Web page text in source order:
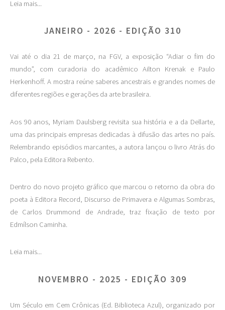
Leia mais...
JANEIRO - 2026 - EDIÇÃO 310
Vai até o dia 21 de março, na FGV, a exposição “Adiar o fim do
mundo”, com curadoria do acadêmico Ailton Krenak e Paulo
Herkenhoff. A mostra reúne saberes ancestrais e grandes nomes de
diferentes regiões e gerações da arte brasileira.
Aos 90 anos, Myriam Daulsberg revisita sua história e a da Dellarte,
uma das principais empresas dedicadas à difusão das artes no país.
Relembrando episódios marcantes, a autora lançou o livro Atrás do
Palco, pela Editora Rebento.
Dentro do novo projeto gráfico que marcou o retorno da obra do
poeta à Editora Record, Discurso de Primavera e Algumas Sombras,
de Carlos Drummond de Andrade, traz fixação de texto por
Edmílson Caminha.
Leia mais...
NOVEMBRO - 2025 - EDIÇÃO 309
Um Século em Cem Crônicas (Ed. Biblioteca Azul), organizado por